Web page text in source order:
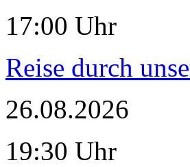
17:00 Uhr
Reise durch
26.08.2026
19:30 Uhr